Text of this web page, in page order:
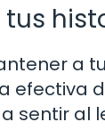
a
efectiva
sentir al